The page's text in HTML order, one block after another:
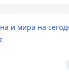
и мира на